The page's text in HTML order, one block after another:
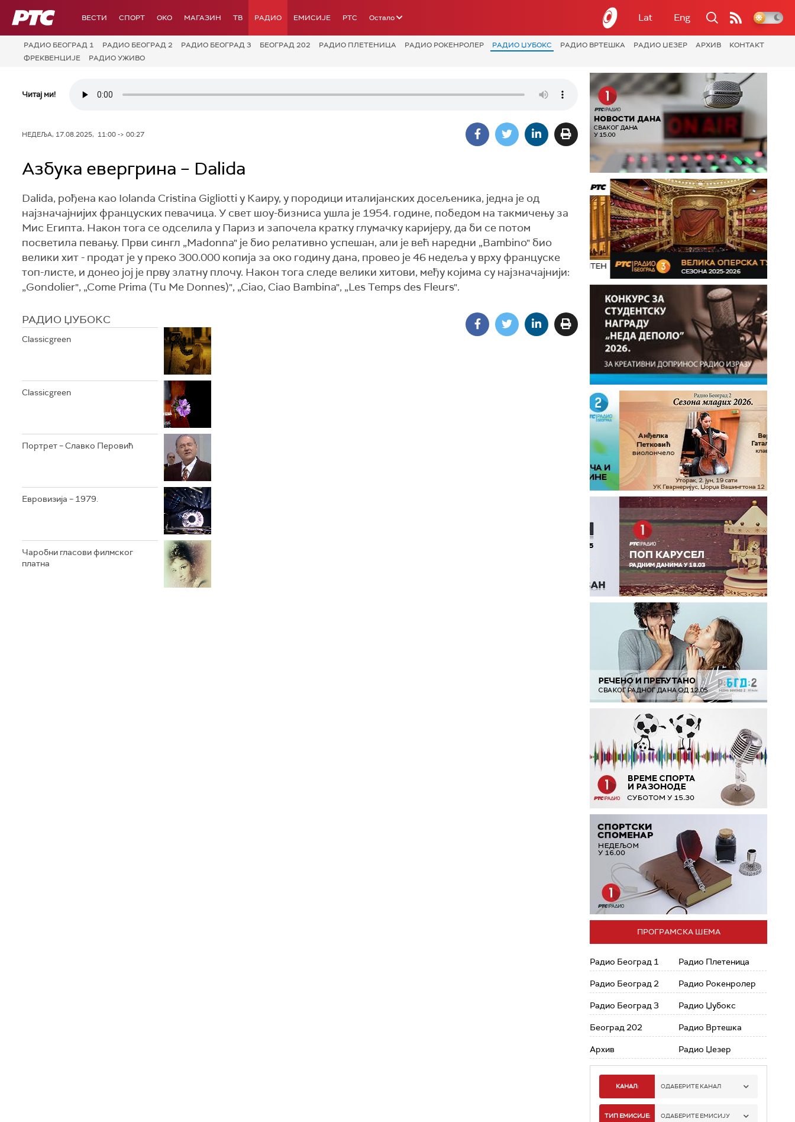
РТС ВЕСТИ СПОРТ OKO МАГАЗИН ТВ РАДИО ЕМИСИЈЕ РТС Остало Lat Eng
РАДИО БЕОГРАД 1 РАДИО БЕОГРАД 2 РАДИО БЕОГРАД 3 БЕОГРАД 202 РАДИО ПЛЕТЕНИЦА РАДИО РОКЕНРОЛЕР РАДИО ЏУБОКС РАДИО ВРТЕШКА РАДИО ЏЕЗЕР АРХИВ
КОНТАКТ
ФРЕКВЕНЦИЈЕ
РАДИО УЖИВО
Читај ми!
НЕДЕЉА, 17.08.2025, 11:00 -> 00:27
Азбука евергрина – Dalida
Dalida, рођена као Iolanda Cristina Gigliotti у Каиру, у породици италијанских досељеника, једна је од
најзначајнијих француских певачица. У свет шоу-бизниса ушла је 1954. године, победом на такмичењу за
Мис Египта. Након тога се одселила у Париз и започела кратку глумачку каријеру, да би се потом
посветила певању. Први сингл „Madonna" је био релативно успешан, али је већ наредни „Bambino" био
велики хит - продат је у преко 300.000 копија за око годину дана, провео је 46 недеља у врху француске
топ-листе, и донео јој је прву златну плочу. Након тога следе велики хитови, међу којима су најзначајнији:
„Gondolier", „Come Prima (Tu Me Donnes)", „Ciao, Ciao Bambina", „Les Temps des Fleurs".
РАДИО ЏУБОКС
Classicgreen
Classicgreen
Портрет – Славко Перовић
Евровизија – 1979.
Чаробни гласови филмског
платна
ПРОГРАМСКА ШЕМА
Радио Београд 1
Радио Београд 2
Радио Београд 3
Београд 202
Архив
Радио Плетеница
Радио Рокенролер
Радио Џубокс
Радио Вртешка
Радио Џезер
КАНАЛ: ОДАБЕРИТЕ КАНАЛ
РАДИО БЕОГРАД 1
ТИП ЕМИСИЈЕ: ОДАБЕРИТЕ ЕМИСИЈУ